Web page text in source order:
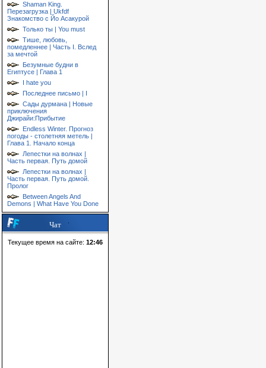
Shaman King.
Перезагрузка | Ukfdf
Знакомство с Йо Асакурой
Только ты | You must
Тише, любовь,
помедленнее | Часть I. Вслед
за мечтой
Безумные будни в
Египтусе | Глава 1
I hate you
Последнее письмо | I
Сады дурмана | Новые
приключения
Джирайи:Прибытие
Endless Winter. Прогноз
погоды - столетняя метель |
Глава 1. Начало конца
Лепестки на волнах |
Часть первая. Путь домой
Лепестки на волнах |
Часть первая. Путь домой.
Пролог
Between Angels And
Demons | What Have You Done
Чат
Текущее время на сайте: 12:46